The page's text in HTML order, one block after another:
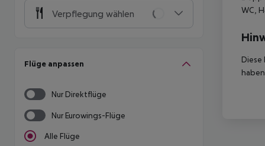
Verpflegung wählen
Flüge anpassen
Nur Direktflüge
Nur Eurowings-Flüge
Alle Flüge
WC,
Diese